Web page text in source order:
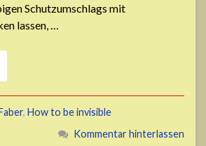
Schutzumschlags mit
lassen, …
, How to be invisible
Kommentar hinterlassen